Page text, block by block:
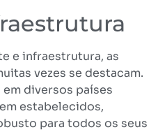
e infraestrutura, as
vezes se destacam.
diversos países
estabelecidos,
para todos os seus